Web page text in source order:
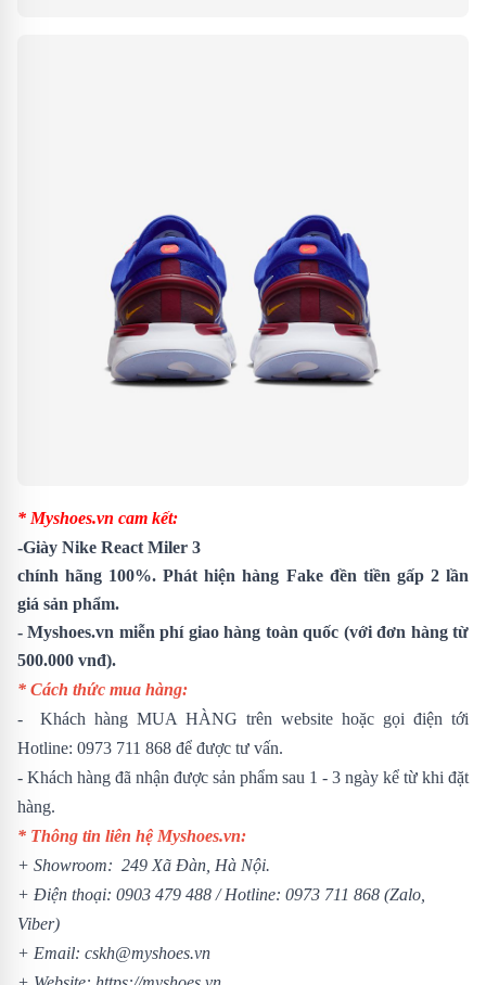
* Myshoes.vn cam kết:
-Giày Nike React Miler 3
chính hãng 100%. Phát hiện hàng Fake đền tiền gấp 2 lần
giá sản phẩm.
- Myshoes.vn miễn phí giao hàng toàn quốc (với đơn hàng từ
500.000 vnđ).
* Cách thức mua hàng:
- Khách hàng MUA HÀNG trên website hoặc gọi điện tới
Hotline: 0973 711 868 để được tư vấn.
- Khách hàng đã nhận được sản phẩm sau 1 - 3 ngày kể từ khi đặt
hàng.
* Thông tin liên hệ Myshoes.vn:
+ Showroom: 249 Xã Đàn, Hà Nội.
+ Điện thoại: 0903 479 488 /Hotline: 0973 711 868 (Zalo,
Viber)
+ Email: cskh@myshoes.vn